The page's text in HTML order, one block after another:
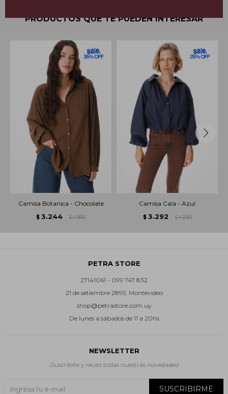
PRODUCTOS QUE TE PUEDEN INTERESAR
Camisa Botanica - Chocolate
$ 3.244 $ 4.990
Camisa Cala - Azul
$ 3.292 $ 4.390
PETRA STORE
27141061 - 099 747 832
21 de setiembre 2895, Montevideo
shop@petrastore.com.uy
De lunes a sábados de 11 a 20hs
NEWSLETTER
¡Suscribite y recibí todas nuestras novedades!
SUSCRIBIRME